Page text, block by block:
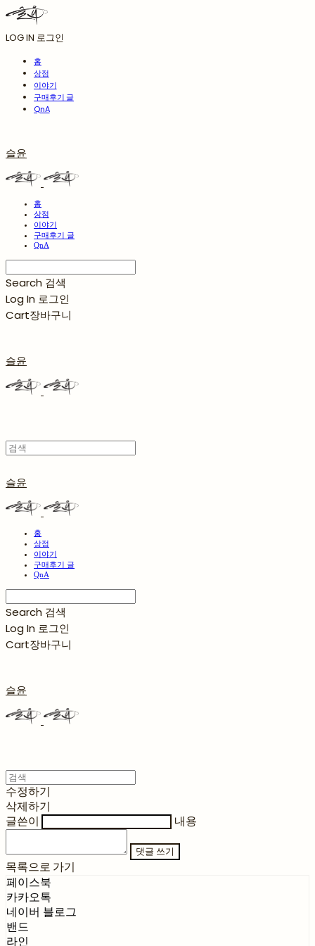
LOG IN 로그인
홈
상점
이야기
구매후기 글
QnA
슬윤
홈
상점
이야기
구매후기 글
QnA
Search 검색
Log In 로그인
Cart장바구니
슬윤
슬윤
홈
상점
이야기
구매후기 글
QnA
Search 검색
Log In 로그인
Cart장바구니
슬윤
수정하기
삭제하기
글쓴이
내용
댓글 쓰기
목록으로 가기
페이스북
카카오톡
네이버 블로그
밴드
라인